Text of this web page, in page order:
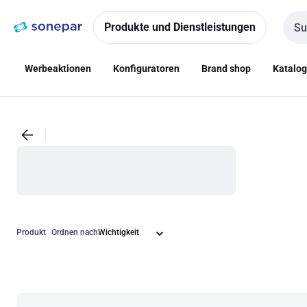
NavigationInhalt
Produkte und Dienstleistungen
Werbeaktionen Konfiguratoren Brand shop
Produkt Ordnen nach